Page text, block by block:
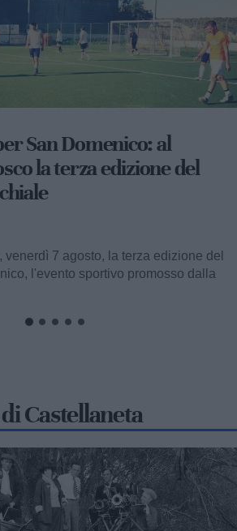
in dono ai bambini della
Pio
semplice di Pediatria dell’ospedale
sono stati donati occhiali da sole ai
Castellaneta